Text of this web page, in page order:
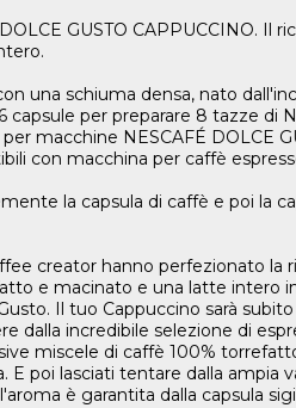
GUSTO CAPPUCCINO.
una schiuma densa, nato
capsule per preparare 8 tazze di
macchine NESCAFÉ DOLCE
con macchina per caffè
la capsula di caffè e poi la
creator hanno perfezionato la
e macinato e una latte intero
Il tuo Cappuccino sarà
dalla incredibile selezione di
miscele di caffè 100%
E poi lasciati tentare dalla
è garantita dalla capsula